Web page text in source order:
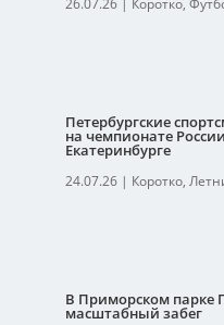
26.07.26| Коротко,
Петербургские
на чемпионате
Екатеринбурге
24.07.26| Коротко,
В Приморском парке
масштабный забег